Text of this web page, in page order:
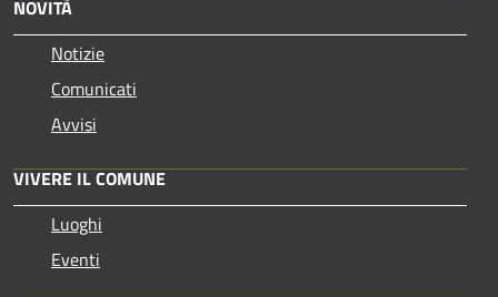
NOVITÀ
Notizie
Comunicati
Avvisi
VIVERE IL COMUNE
Luoghi
Eventi